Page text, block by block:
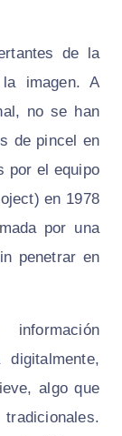
de la
imagen. A
no se han
de pincel en
por el equipo
en 1978
por una
penetrar en
algo que